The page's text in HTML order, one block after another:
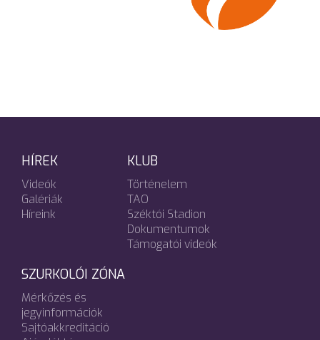
HÍREK
Videók
Galériák
Híreink
KLUB
Történelem
TAO
Széktói Stadion
Dokumentumok
Támogatói videók
SZURKOLÓI ZÓNA
Mérkőzés és
jegyinformációk
Sajtóakkreditáció